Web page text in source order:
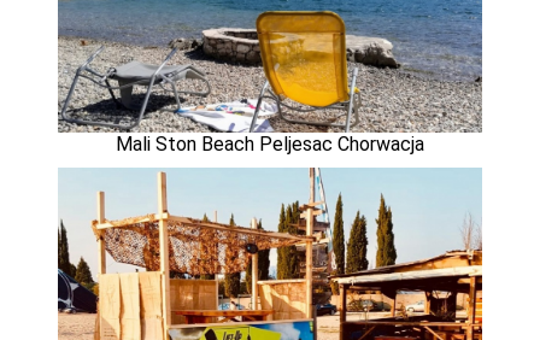
Mali Ston Beach Peljesac Chorwacja